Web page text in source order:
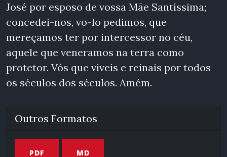
José por esposo de vossa Mãe Santíssima;
concedei-nos, vo-lo pedimos, que
mereçamos ter por intercessor no céu,
aquele que veneramos na terra como
protetor. Vós que viveis e reinais por todos
os séculos dos séculos. Amém.
Outros Formatos
PDF MD